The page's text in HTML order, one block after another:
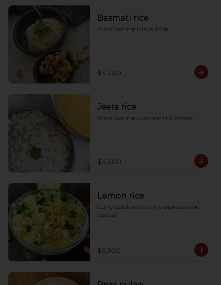
Basmati rice
Arroz basmati de la india.
$4.200
Jeera rice
Arroz basmati con comino entera.
$4.300
Lemon rice
Curry palak aloo (curry espinaca con
papas)
$6.300